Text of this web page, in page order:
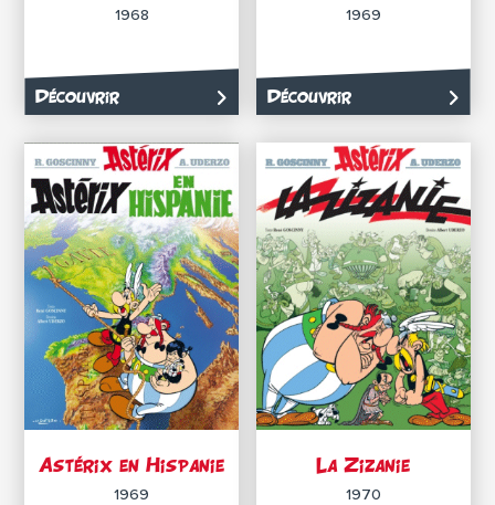
1968
Découvrir
1969
Découvrir
Astérix en Hispanie
1969
La Zizanie
1970